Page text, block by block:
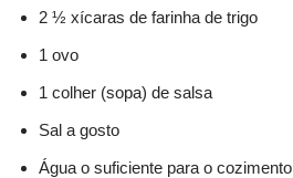
2 ½ xícaras de farinha de trigo
1 ovo
1 colher (sopa) de salsa
Sal a gosto
Água o suficiente para o cozimento